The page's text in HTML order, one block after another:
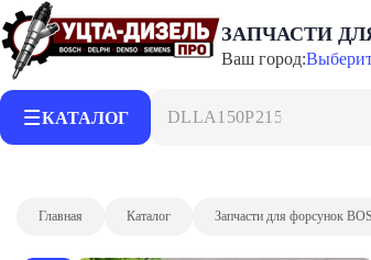
ЗАПЧАСТИ
Ваш город:
КАТАЛОГ DLLA150P2153
Главная Каталог Запчасти для форсунок